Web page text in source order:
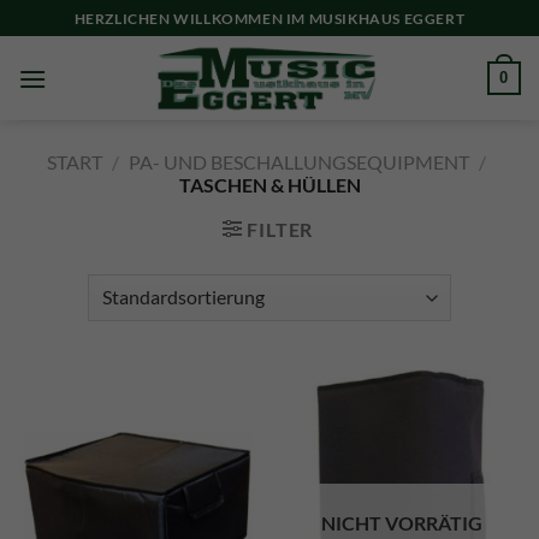
to
content
HERZLICHEN WILLKOMMEN IM MUSIKHAUS EGGERT
0
START / PA- UND BESCHALLUNGSEQUIPMENT /
TASCHEN & HÜLLEN
FILTER
NICHT VORRÄTIG